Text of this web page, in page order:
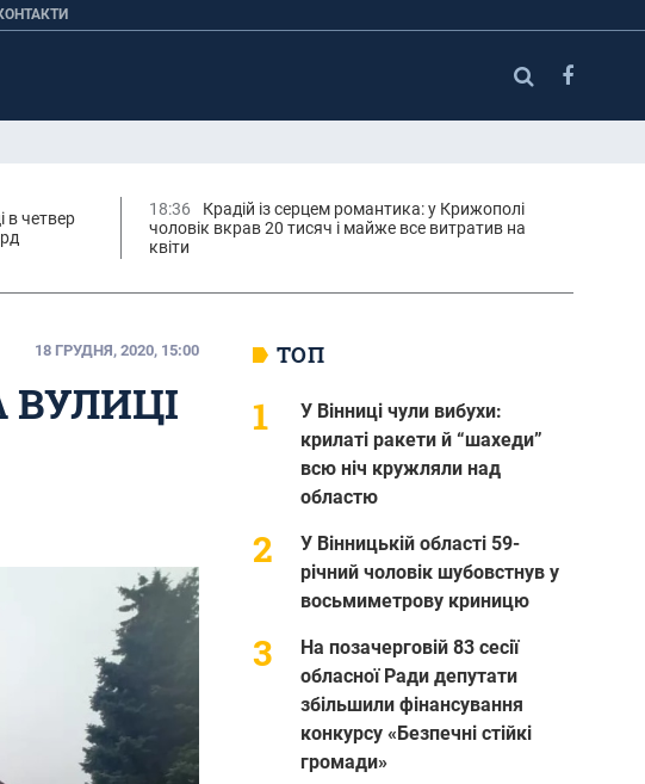
в четвер
18:36
Крадій із серцем романтика: у Крижополі
чоловік вкрав 20 тисяч і майже все витратив на
квіти
18 ГРУДНЯ, 2020, 15:00 ТОП
У Вінниці чули вибухи:
крилаті ракети й “шахеди”
всю ніч кружляли над
областю
У Вінницькій області 59-
річний чоловік шубовстнув у
восьмиметрову криницю
На позачерговій 83 сесії
обласної Ради депутати
збільшили фінансування
конкурсу «Безпечні стійкі
громади»